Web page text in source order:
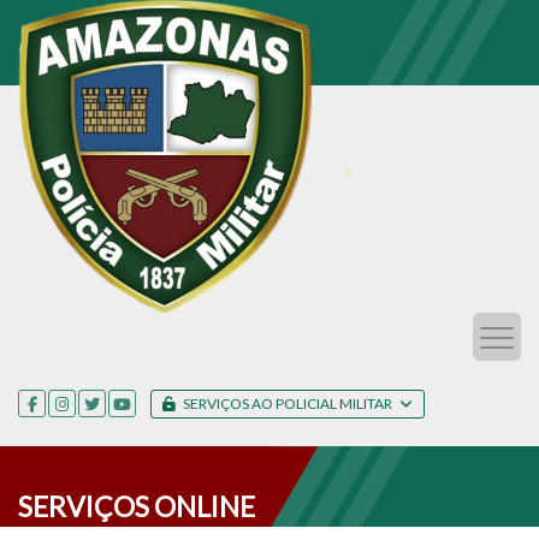
SERVIÇOS AO POLICIAL MILITAR
SERVIÇOS ONLINE